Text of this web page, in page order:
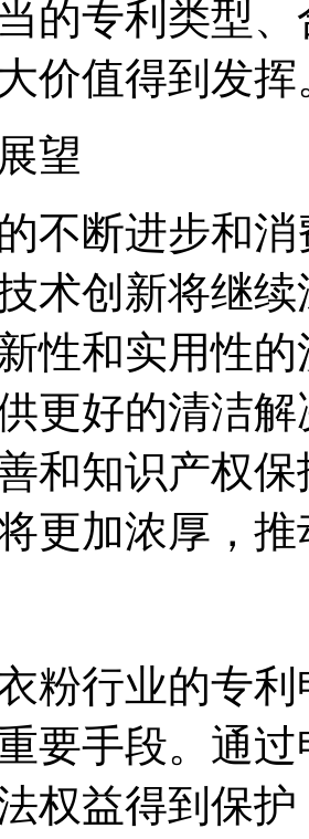
的专利类型
价值得到发挥
望
不断进步和
术创新将继
性和实用性
更好的清洁
和知识产权
更加浓厚，
粉行业的专
要手段。通
权益得到保